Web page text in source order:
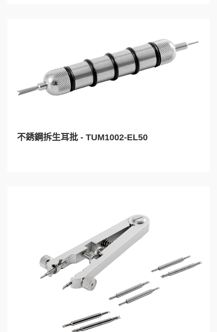
不銹鋼拆生耳批 - TUM1002-EL50